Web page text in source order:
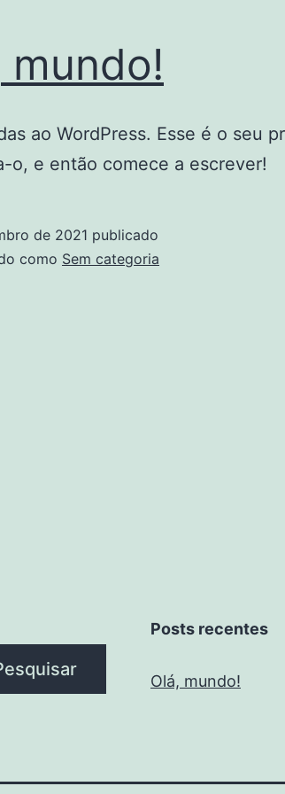
mundo!
ao WordPress. Esse é o seu
o, e então comece a escrever!
de 2021 publicado
como Sem categoria
Posts recentes
Olá, mundo!